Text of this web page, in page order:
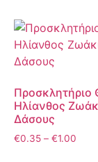
Προσκλητήριο
Ηλίανθος
Δάσους
€0.35 – €1.00